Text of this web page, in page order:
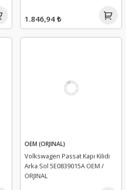
1.846,94 ₺
OEM (ORJINAL)
Volkswagen Passat Kapı Kilidi
Arka Sol 5E0839015A OEM /
ORJINAL